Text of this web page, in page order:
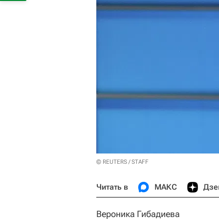
© REUTERS / STAFF
Читать в МАКС
Вероника Гибадиева